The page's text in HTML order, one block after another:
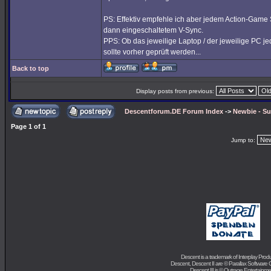
PS: Effektiv empfehle ich aber jedem Action-
dann eingeschaltetem V-Sync.
PPS: Ob das jeweilige Laptop / der jeweilige PC
sollte vorher geprüft werden...
Back to top
Display posts from previous:
Descentforum.DE Forum Index -> Newbie -
Page 1 of 1
Jump to:
Descent is a trademark ofInterplay
Descent, Descent II are ©Parallax Software